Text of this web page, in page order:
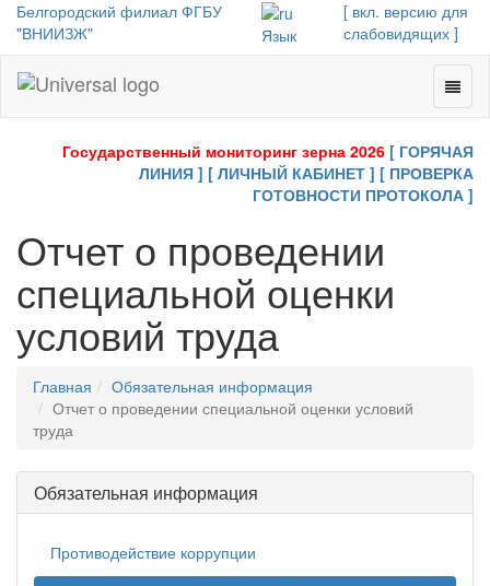
Белгородский филиал ФГБУ
"ВНИИЗЖ"
Язык
[ вкл. версию для
слабовидящих ]
-
Toggle
Государственный мониторинг зерна 2026 [ ГОРЯЧАЯ
ЛИНИЯ ] [ ЛИЧНЫЙ КАБИНЕТ ] [ ПРОВЕРКА
ГОТОВНОСТИ ПРОТОКОЛА ]
Отчет о проведении
специальной оценки
условий труда
Главная
Обязательная информация
Отчет о проведении специальной оценки условий
труда
Обязательная информация
Противодействие коррупции